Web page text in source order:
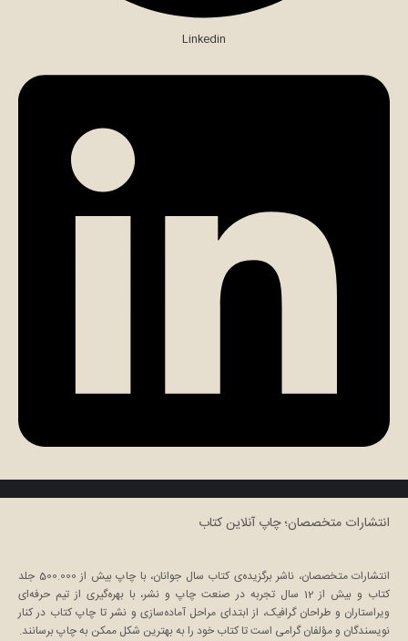
Linkedin
انتشارات متخصصان؛ چاپ آنلاین کتاب
انتشارات متخصصان، ناشر برگزیده‌ی کتاب سال جوانان، با چاپ بیش از 500.000 جلد
کتاب و بیش از 12 سال تجربه در صنعت چاپ و نشر، با بهره‌گیری از تیم حرفه‌ای
ویراستاران و طراحان گرافیک، از ابتدای مراحل آماده‌سازی و نشر تا چاپ کتاب در کنار
نویسندگان و مؤلفان گرامی است تا کتاب خود را به بهترین شکل ممکن به چاپ برسانند.